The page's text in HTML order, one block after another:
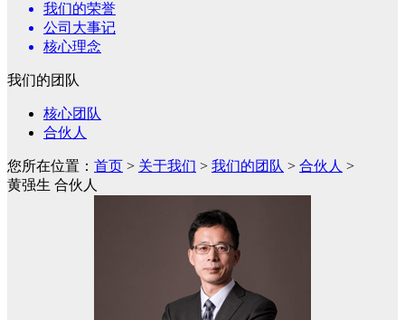
我们的荣誉
公司大事记
核心理念
我们的团队
核心团队
合伙人
您所在位置： 首页 > 关于我们 > 我们的团队 > 合伙人 >
黄强生 合伙人